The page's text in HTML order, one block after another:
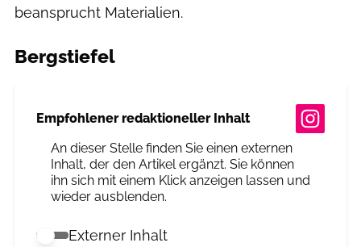
beansprucht Materialien.
Bergstiefel
Empfohlener redaktioneller Inhalt
An dieser Stelle finden Sie einen externen
Inhalt, der den Artikel ergänzt. Sie können
ihn sich mit einem Klick anzeigen lassen und
wieder ausblenden.
Externer Inhalt erlauben
Externer Inhalt